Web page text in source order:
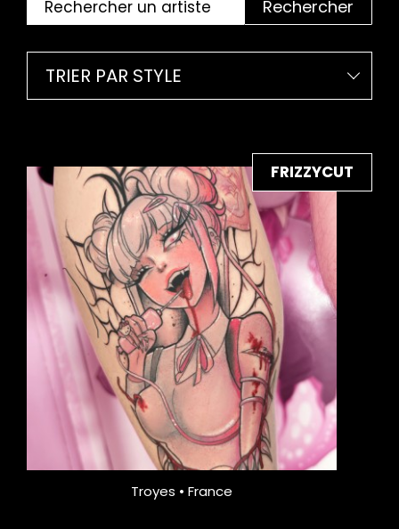
Rechercher
TRIER PAR STYLE
FRIZZYCUT
Troyes • France